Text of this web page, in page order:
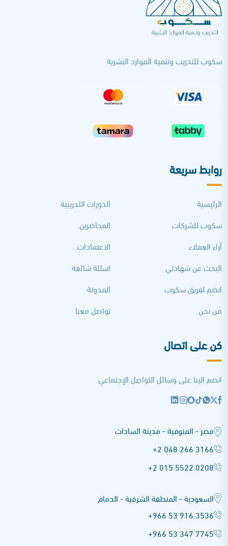
سكوب للتدريب وتنمية الموارد البشرية
روابط سريعة
الرئيسية
الدورات التدريبية
سكوب للشركات
المحاضرين
آراء العملاء
الاعتمادات
البحث عن شهادتي
اسئلة شائعة
انضم لفريق سكوب
المدونة
من نحن
تواصل معنا
كن على اتصال
انضم الينا على وسائل التواصل الإجتماعي
مصر - المنوفية - مدينة السادات
+2 048 266 3166
+2 015 5522 0208
السعودية - المنطقة الشرقية - الدمام
+966 53 916 3536
+966 53 347 7745